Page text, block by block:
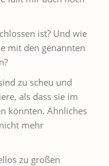
ist? Und wie
mit den genannten
zu scheu und
als dass sie im
könnten. Ähnliches
mehr
zu großen